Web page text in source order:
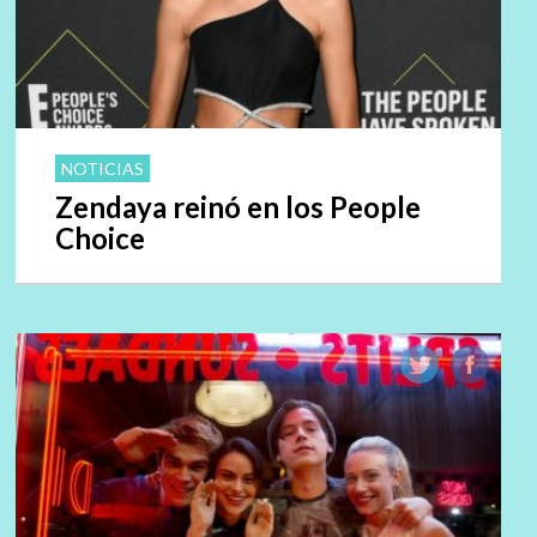
NOTICIAS
Zendaya reinó en los People
Choice